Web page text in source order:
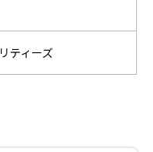
ティーズ